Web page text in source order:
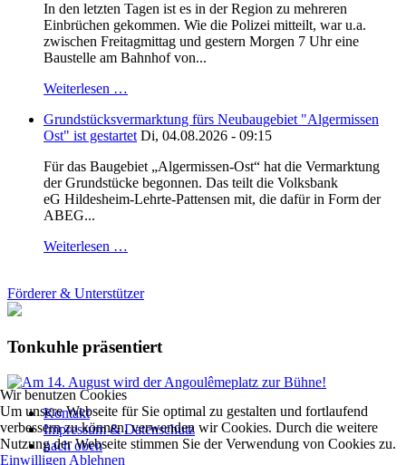
In den letzten Tagen ist es in der Region zu mehreren
Einbrüchen gekommen. Wie die Polizei mitteilt, war u.a.
zwischen Freitagmittag und gestern Morgen 7 Uhr eine
Baustelle am Bahnhof von...
Weiterlesen …
Grundstücksvermarktung fürs Neubaugebiet "Algermissen
Ost" ist gestartet Di, 04.08.2026 - 09:15
Für das Baugebiet „Algermissen-Ost“ hat die Vermarktung
der Grundstücke begonnen. Das teilt die Volksbank
eG Hildesheim-Lehrte-Pattensen mit, die dafür in Form der
ABEG...
Weiterlesen …
Förderer & Unterstützer
Tonkuhle präsentiert
Kontakt
Impressum & Datenschutz
nach oben
Wir benutzen Cookies
Um unsere Webseite für Sie optimal zu gestalten und fortlaufend
verbessern zu können, verwenden wir Cookies. Durch die weitere
Nutzung der Webseite stimmen Sie der Verwendung von Cookies zu.
Einwilligen Ablehnen